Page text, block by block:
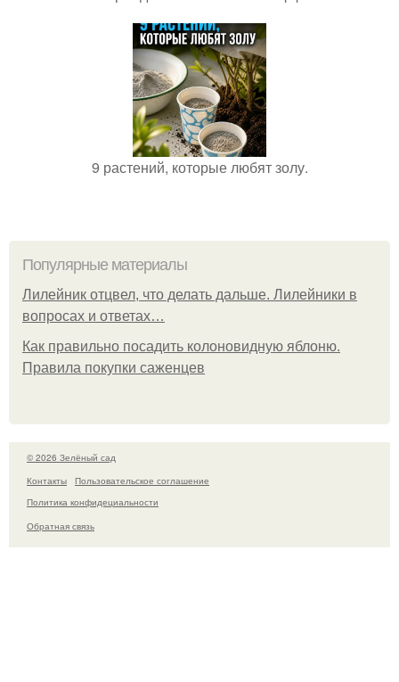
9 растений, которые любят золу.
Популярные материалы
Лилейник отцвел, что делать дальше. Лилейники в
вопросах и ответах…
Как правильно посадить колоновидную яблоню.
Правила покупки саженцев
© 2026 Зелёный сад
Контакты
Пользовательское соглашение
Политика конфидециальности
Обратная связь